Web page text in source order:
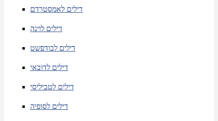
דילים לאמסטרדם
דילים לוינה
דילים לבודפשט
דילים לדובאי
דילים לטביליסי
דילים לסופיה